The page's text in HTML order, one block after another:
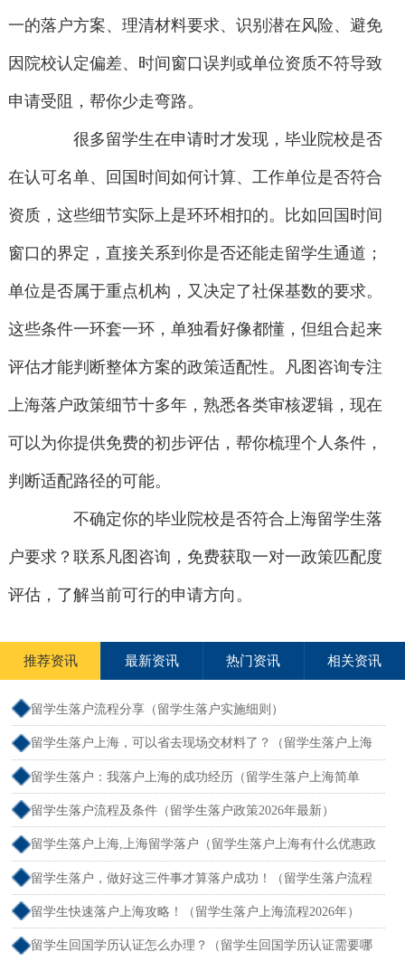
一的落户方案、理清材料要求、识别潜在风险、避免
因院校认定偏差、时间窗口误判或单位资质不符导致
申请受阻，帮你少走弯路。
很多留学生在申请时才发现，毕业院校是否
在认可名单、回国时间如何计算、工作单位是否符合
资质，这些细节实际上是环环相扣的。比如回国时间
窗口的界定，直接关系到你是否还能走留学生通道；
单位是否属于重点机构，又决定了社保基数的要求。
这些条件一环套一环，单独看好像都懂，但组合起来
评估才能判断整体方案的政策适配性。凡图咨询专注
上海落户政策细节十多年，熟悉各类审核逻辑，现在
可以为你提供免费的初步评估，帮你梳理个人条件，
判断适配路径的可能。
不确定你的毕业院校是否符合上海留学生落
户要求？联系凡图咨询，免费获取一对一政策匹配度
评估，了解当前可行的申请方向。
推荐资讯 最新资讯 热门资讯 相关资讯
留学生落户流程分享（留学生落户实施细则）
留学生落户上海，可以省去现场交材料了？（留学生落户上海
递交材料可以自己去吗）
留学生落户：我落户上海的成功经历（留学生落户上海简单
吗）
留学生落户流程及条件（留学生落户政策2026年最新）
留学生落户上海,上海留学落户（留学生落户上海有什么优惠政
策政策）
留学生落户，做好这三件事才算落户成功！（留学生落户流程
及条件）
留学生快速落户上海攻略！（留学生落户上海流程2026年）
留学生回国学历认证怎么办理？（留学生回国学历认证需要哪